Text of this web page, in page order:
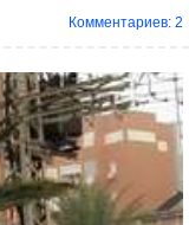
Комментариев: 2